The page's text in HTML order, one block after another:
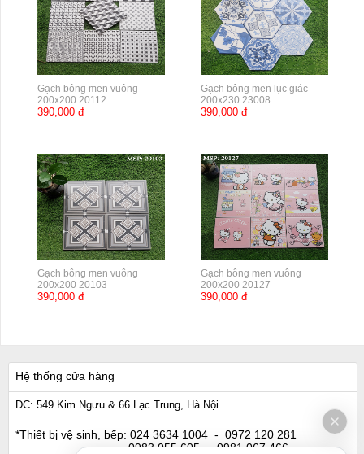
Gạch bông men vuông
200x200 20112
390,000 đ
Gạch bông men lục giác
200x230 23008
390,000 đ
Gạch bông men vuông
200x200 20103
390,000 đ
Gạch bông men vuông
200x200 20127
390,000 đ
Hệ thống cửa hàng
ĐC: 549 Kim Ngưu & 66 Lạc Trung, Hà Nội
*Thiết bị vệ sinh, bếp: 024 3634 1004 - 0972 120 281
0983 055 605- 0981 067 466